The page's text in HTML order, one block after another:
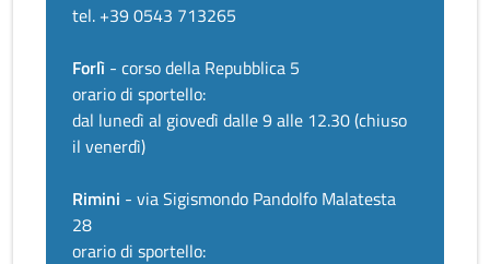
tel. +39 0543 713265
Forlì - corso della Repubblica 5
orario di sportello:
dal lunedì al giovedì dalle 9 alle 12.30 (chiuso
il venerdì)
Rimini - via Sigismondo Pandolfo Malatesta
28
orario di sportello: